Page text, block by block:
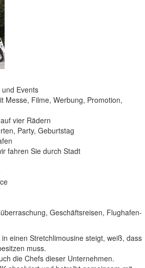
Events
Messe, Filme, Werbung, Promotion,
vier Rädern
Party, Geburtstag
fahren Sie durch Stadt
Geschäftsreisen, Flughafen-
einen Stretchlimousine steigt, weiß, dass
muss.
die Chefs dieser Unternehmen.